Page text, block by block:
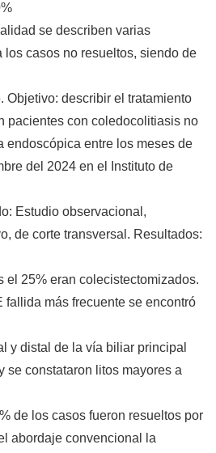
se describen varias
los casos no resueltos, siendo de
Objetivo: describir el tratamiento
pacientes con coledocolitiasis no
endoscópica entre los meses de
del 2024 en el Instituto de
Estudio observacional,
de corte transversal. Resultados:
el 25% eran colecistectomizados.
fallida más frecuente se encontró
y distal de la vía biliar principal
se constataron litos mayores a
de los casos fueron resueltos por
abordaje convencional la